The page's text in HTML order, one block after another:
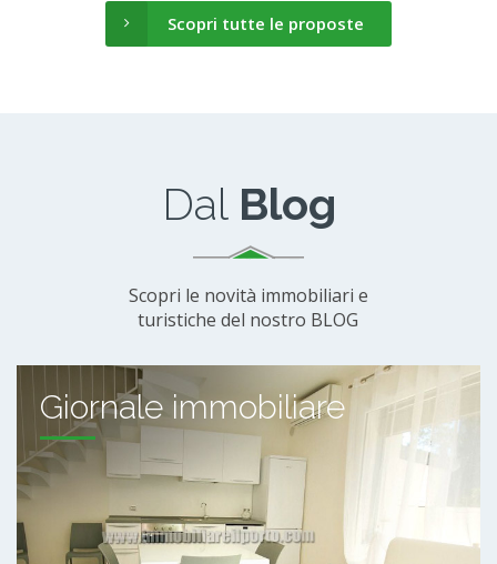
Scopri tutte le proposte
Dal Blog
Scopri le novità immobiliari e
turistiche del nostro BLOG
Giornale immobiliare